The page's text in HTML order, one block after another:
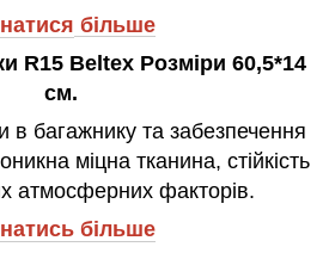
більше
R15 Beltex Розміри 60,5*14
см.
в багажнику та забезпечення
міцна тканина, стійкість
атмосферних факторів.
більше